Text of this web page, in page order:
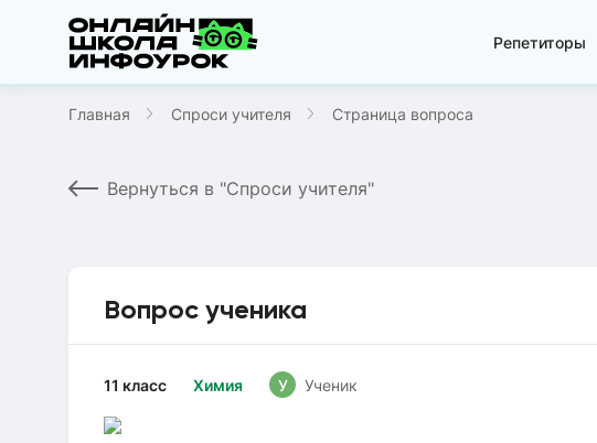
Репетиторы
Главная Спроси учителя Страница вопроса
Вернуться в "Спроси учителя"
Вопрос ученика
Химия
11 класс У Ученик